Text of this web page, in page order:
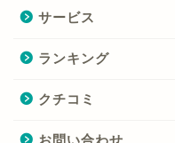
サービス
ランキング
クチコミ
お問い合わせ